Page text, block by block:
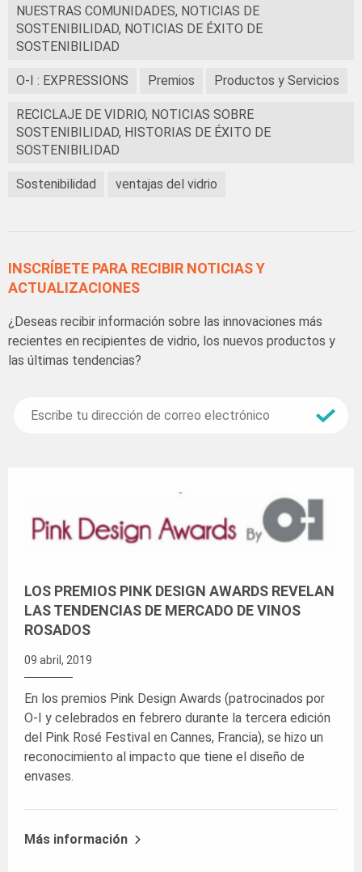
NUESTRAS COMUNIDADES, NOTICIAS DE
SOSTENIBILIDAD, NOTICIAS DE ÉXITO DE
SOSTENIBILIDAD
O-I : EXPRESSIONS Premios Productos y Servicios
RECICLAJE DE VIDRIO, NOTICIAS SOBRE
SOSTENIBILIDAD, HISTORIAS DE ÉXITO DE
SOSTENIBILIDAD
Sostenibilidad ventajas del vidrio
INSCRÍBETE PARA RECIBIR NOTICIAS Y
ACTUALIZACIONES
¿Deseas recibir información sobre las innovaciones más
recientes en recipientes de vidrio, los nuevos productos y
las últimas tendencias?
LOS PREMIOS PINK DESIGN AWARDS REVELAN
LAS TENDENCIAS DE MERCADO DE VINOS
ROSADOS
09 abril, 2019
En los premios Pink Design Awards (patrocinados por
O-I y celebrados en febrero durante la tercera edición
del Pink Rosé Festival en Cannes, Francia), se hizo un
reconocimiento al impacto que tiene el diseño de
envases.
Más información